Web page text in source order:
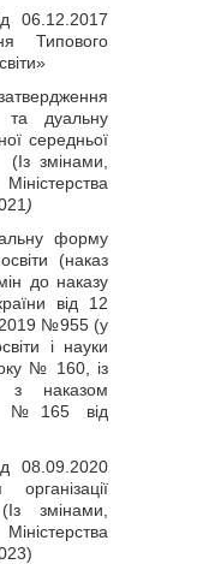
06.12.2017
Типового
та дуальну
середньої
(Із змінами,
)
форму
(наказ
до наказу
від 12
№955 (у
і науки
№ 160, із
з наказом
№165 від
08.09.2020
змінами,